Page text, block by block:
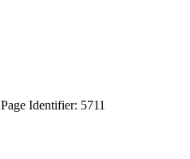
Page Identifier: 5711